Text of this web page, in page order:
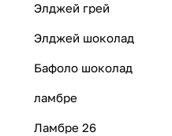
Элджей грей
Элджей шоколад
Бафоло шоколад
ламбре
Ламбре 26